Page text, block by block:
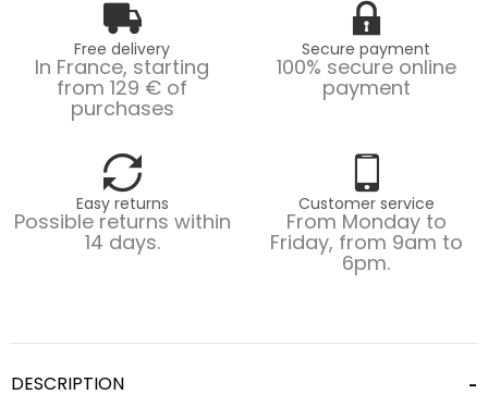
Free delivery
In France, starting
from 129 € of
purchases
Secure payment
100% secure online
payment
Easy returns
Possible returns within
14 days.
Customer service
From Monday to
Friday, from 9am to
6pm.
DESCRIPTION